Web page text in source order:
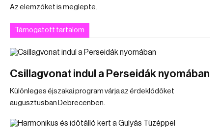
Az elemzőket is meglepte.
Támogatott tartalom
Csillagvonat indul a Perseidák nyomában
Különleges éjszakai program várja az érdeklődőket
augusztusban Debrecenben.